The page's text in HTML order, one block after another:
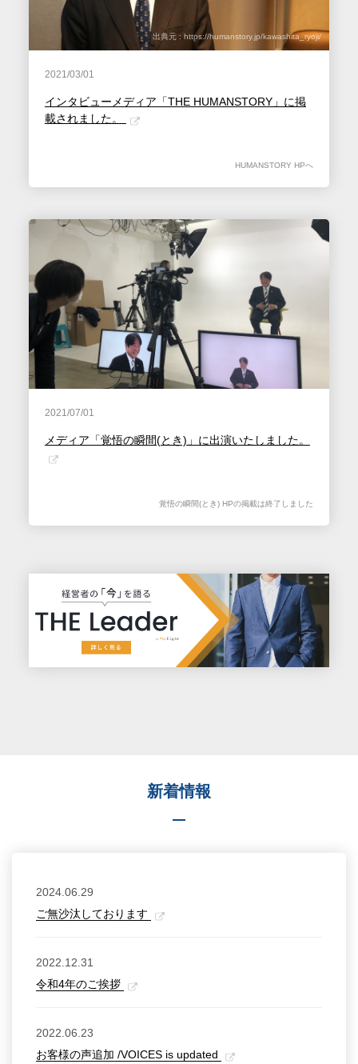
出典元 : https://humanstory.jp/kawashita_ryoji/
2021/03/01
インタビューメディア「THE HUMANSTORY」に掲
載されました。
HUMANSTORY HPへ
2021/07/01
メディア「覚悟の瞬間(とき)」に出演いたしました。
覚悟の瞬間(とき) HPの掲載は終了しました
新着情報
2024.06.29
ご無沙汰しております
2022.12.31
令和4年のご挨拶
2022.06.23
お客様の声追加 /VOICES is updated